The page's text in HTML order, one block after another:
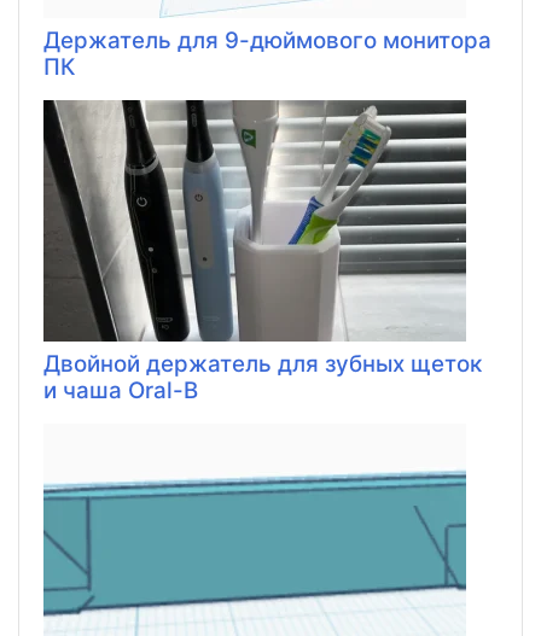
Держатель для 9-дюймового монитора
ПК
Двойной держатель для зубных щеток
и чаша Oral-B